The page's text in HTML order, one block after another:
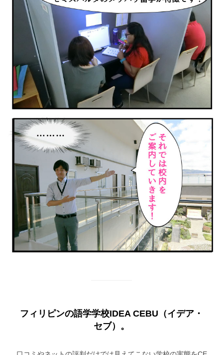
フィリピンの語学学校IDEA CEBU（イデア・
セブ）。